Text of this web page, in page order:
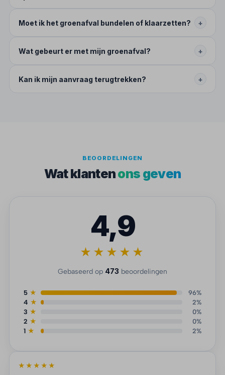
Moet ik het groenafval bundelen of klaarzetten? +
Wat gebeurt er met mijn groenafval? +
Kan ik mijn aanvraag terugtrekken? +
BEOORDELINGEN
Wat klantenons geven
4,9
★★★★★
Gebaseerd op 473 beoordelingen
5 ★
96%
4 ★
2%
3 ★
0%
2 ★
0%
1 ★ 2%
★★★★★